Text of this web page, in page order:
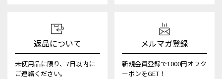
返品について
未使用品に限り、7日以内に
ご連絡ください。
メルマガ登録
新規会員登録で1000円オフク
ーポンをGET！